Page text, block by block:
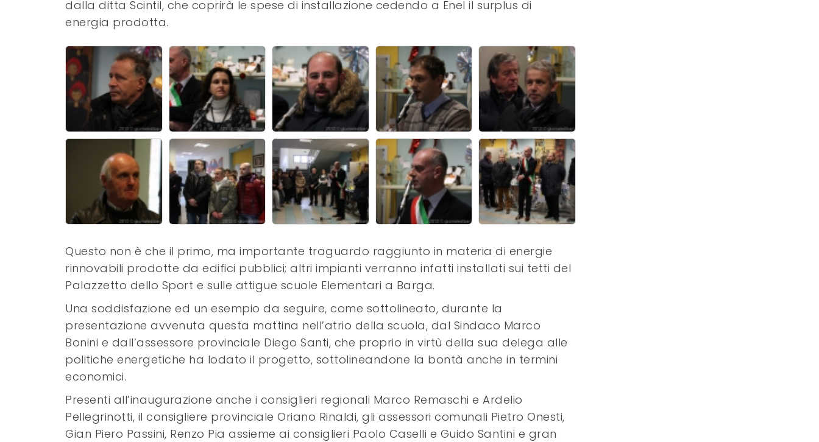
dalla ditta Scintil, che coprirà le spese di installazione cedendo a Enel il surplus di
energia prodotta.
Questo non è che il primo, ma importante traguardo raggiunto in materia di energie
rinnovabili prodotte da edifici pubblici; altri impianti verranno infatti installati sui tetti del
Palazzetto dello Sport e sulle attigue scuole Elementari a Barga.
Una soddisfazione ed un esempio da seguire, come sottolineato, durante la
presentazione avvenuta questa mattina nell’atrio della scuola, dal Sindaco Marco
Bonini e dall’assessore provinciale Diego Santi, che proprio in virtù della sua delega alle
politiche energetiche ha lodato il progetto, sottolineandone la bontà anche in termini
economici.
Presenti all’inaugurazione anche i consiglieri regionali Marco Remaschi e Ardelio
Pellegrinotti, il consigliere provinciale Oriano Rinaldi, gli assessori comunali Pietro Onesti,
Gian Piero Passini, Renzo Pia assieme ai consiglieri Paolo Caselli e Guido Santini e gran